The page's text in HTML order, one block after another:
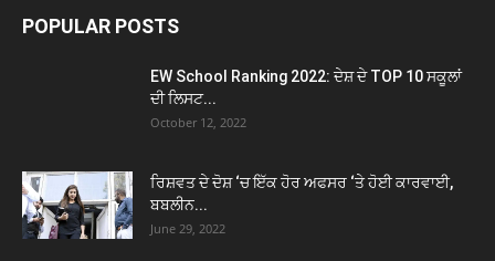
POPULAR POSTS
EW School Ranking 2022: ਦੇਸ਼ ਦੇ TOP 10 ਸਕੂਲਾਂ
ਦੀ ਲਿਸਟ...
October 12, 2022
ਰਿਸ਼ਵਤ ਦੇ ਦੋਸ਼ ‘ਚ ਇੱਕ ਹੋਰ ਅਫਸਰ ‘ਤੇ ਹੋਈ ਕਾਰਵਾਈ,
ਬਬਲੀਨ...
June 29, 2022